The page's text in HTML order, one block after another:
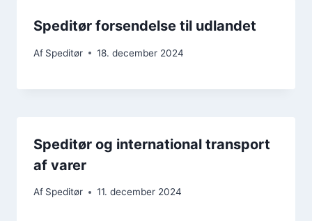
Speditør forsendelse til udlandet
Af Speditør 18. december 2024
Speditør og international transport
af varer
Af Speditør 11. december 2024